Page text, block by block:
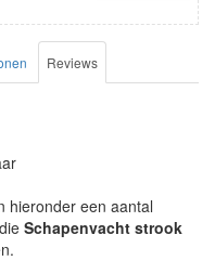
Reviews
hieronder een aantal
Schapenvacht strook